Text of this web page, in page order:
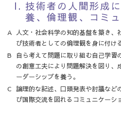
技術者の人間形成
養、倫理観、コミ
人文・社会科学の知的基盤を築き、
び技術者としての倫理観を身に付け
自ら考えて問題に取り組む自己学習
の創意工夫により問題解決を図り、
ーダーシップを養う。
論理的な記述、口頭発表や討議など
び国際交流を図れるコミュニケーシ